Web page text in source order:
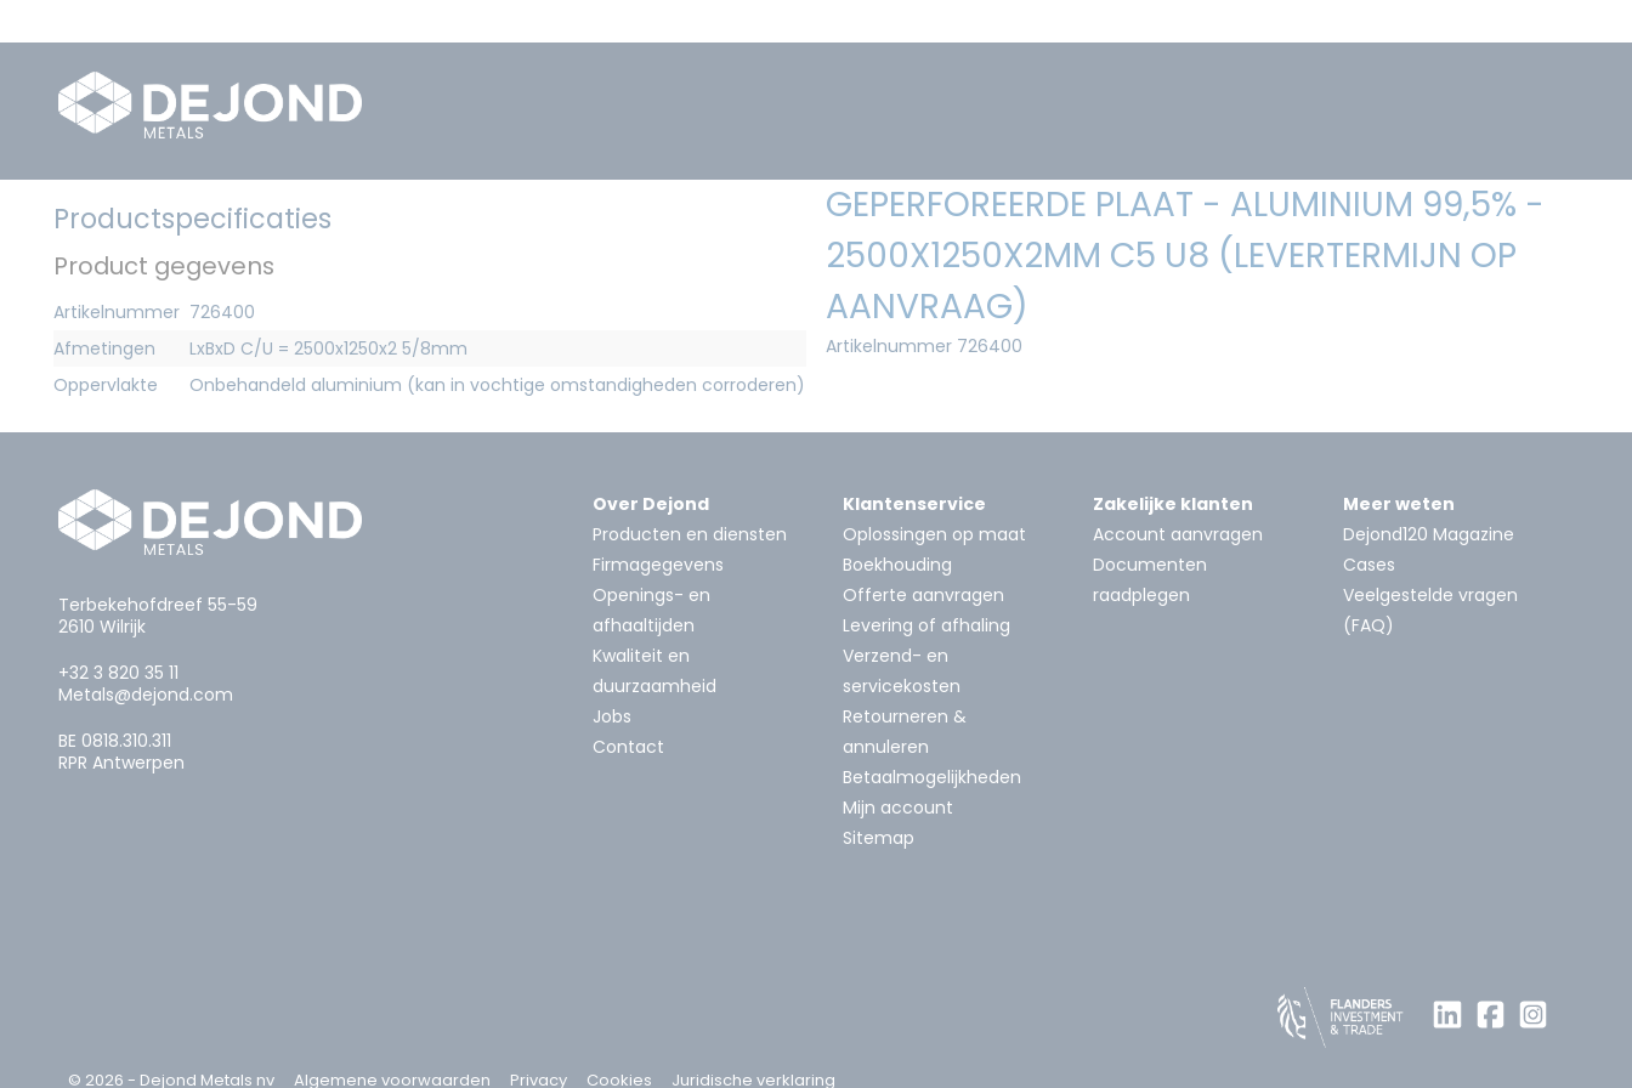
Productspecificaties
Product gegevens
Artikelnummer 726400
Afmetingen
LxBxD C/U = 2500x1250x2 5/8mm
Oppervlakte
Onbehandeld aluminium (kan in vochtige omstandigheden corroderen)
GEPERFOREERDE PLAAT - ALUMINIUM 99,5% -
2500X1250X2MM C5 U8 (LEVERTERMIJN OP
AANVRAAG)
Artikelnummer 726400
Terbekehofdreef 55-59
2610 Wilrijk
+32 3 820 35 11
Metals@dejond.com
BE 0818.310.311
RPR Antwerpen
Over Dejond
Producten en diensten
Firmagegevens
Openings- en
afhaaltijden
Kwaliteit en
duurzaamheid
Jobs
Contact
Klantenservice
Oplossingen op maat
Boekhouding
Offerte aanvragen
Levering of afhaling
Verzend- en
servicekosten
Retourneren &
annuleren
Betaalmogelijkheden
Mijn account
Sitemap
Zakelijke klanten
Account aanvragen
Documenten
raadplegen
Meer weten
Dejond120 Magazine
Cases
Veelgestelde vragen
(FAQ)
© 2026 - Dejond Metals nv Algemene voorwaarden Privacy Cookies Juridische verklaring